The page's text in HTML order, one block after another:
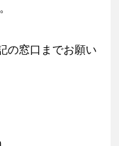
の窓口までお願い